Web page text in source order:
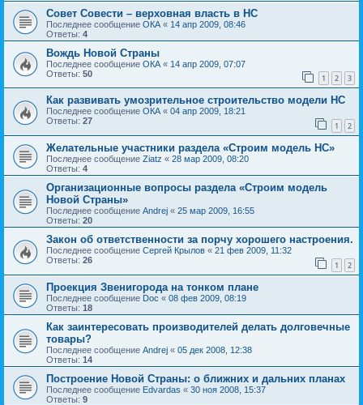
Совет Совести – верховная власть в НС
Последнее сообщение ОКА « 14 апр 2009, 08:46
Ответы: 4
Вождь Новой Страны
Последнее сообщение ОКА « 14 апр 2009, 07:07
Ответы: 50 1 2 3
Как развивать умозрительное строительство модели НС
Последнее сообщение ОКА « 04 апр 2009, 18:21
Ответы: 27 1 2
Желательные участники раздела «Строим модель НС»
Последнее сообщение Ziatz « 28 мар 2009, 08:20
Ответы: 4
Организационные вопросы раздела «Строим модель
Новой Страны»
Последнее сообщение Andrej « 25 мар 2009, 16:55
Ответы: 20
Закон об ответственности за порчу хорошего настроения.
Последнее сообщение Сергей Крылов « 21 фев 2009, 11:32
Ответы: 26 1 2
Проекция Звенигорода на тонком плане
Последнее сообщение Doc « 08 фев 2009, 08:19
Ответы: 18
Как заинтересовать производителей делать долговечные
товары?
Последнее сообщение Andrej « 05 дек 2008, 12:38
Ответы: 14
Построение Новой Страны: о ближних и дальних планах
Последнее сообщение Edvardas « 30 ноя 2008, 15:37
Ответы: 9